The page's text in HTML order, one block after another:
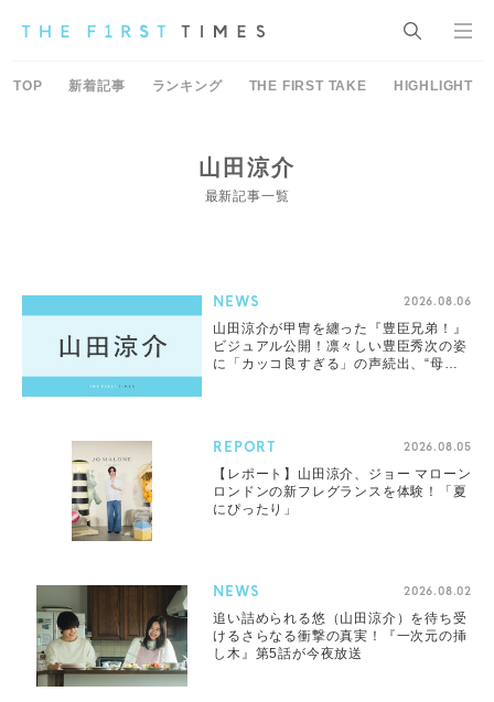
TOP 新着記事 ランキング THE FIRST TAKE HIGHLIGHT
山田涼介
最新記事一覧
NEWS 2026.08.06
山田涼介が甲冑を纏った『豊臣兄弟！』
ビジュアル公開！凛々しい豊臣秀次の姿
に「カッコ良すぎる」の声続出、“母
REPORT 2026.08.05
【レポート】山田涼介、ジョー マローン
ロンドンの新フレグランスを体験！「夏
にぴったり」
NEWS 2026.08.02
追い詰められる悠（山田涼介）を待ち受
けるさらなる衝撃の真実！『一次元の挿
し木』第5話が今夜放送